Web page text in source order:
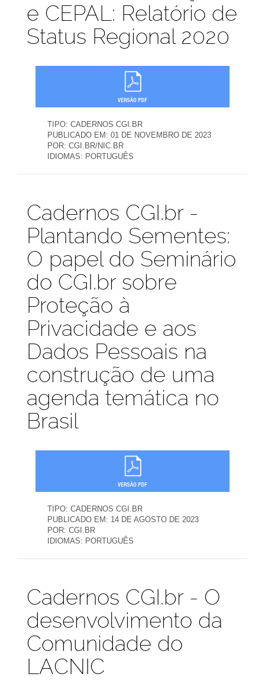
e CEPAL: Relatório de
Status Regional 2020
TIPO: CADERNOS CGI.BR
PUBLICADO EM: 01 DE NOVEMBRO DE 2023
POR: CGI.BR/NIC.BR
IDIOMAS: PORTUGUÊS
Publicações
Cadernos CGI.br -
Plantando Sementes:
O papel do Seminário
do CGI.br sobre
Proteção à
Privacidade e aos
Dados Pessoais na
construção de uma
agenda temática no
Brasil
TIPO: CADERNOS CGI.BR
PUBLICADO EM: 14 DE AGOSTO DE 2023
POR: CGI.BR
IDIOMAS: PORTUGUÊS
Publicações
Cadernos CGI.br - O
desenvolvimento da
Comunidade do
LACNIC